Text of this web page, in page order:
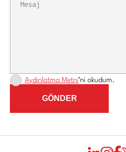
Aydınlatma Metni’ni okudum.
GÖNDER